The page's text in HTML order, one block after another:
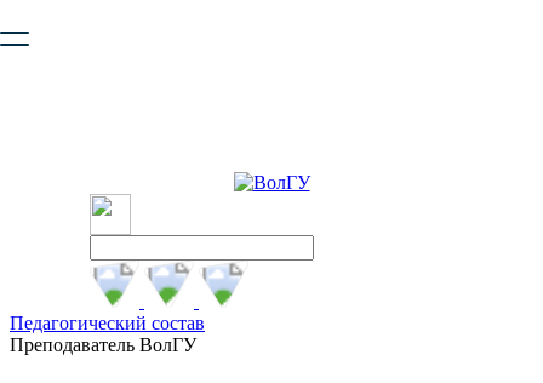
безопасную работу с сайтом. Пожалуйста
Педагогический состав
Преподаватель ВолГУ